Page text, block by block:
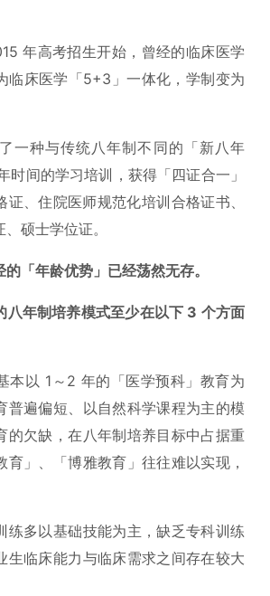
年高考招生开始，曾经的临床医学
临床医学「5+3」一体化，学制变为
一种与传统八年制不同的「新八年
间的学习培训，获得「四证合一」
、住院医师规范化培训合格证书、
硕士学位证。
「年龄优势」已经荡然无存。
八年制培养模式至少在以下 3 个方面
本以 1～2 年的「医学预科」教育为
普遍偏短、以自然科学课程为主的模
的欠缺，在八年制培养目标中占据重
育」、「博雅教育」往往难以实现，
练多以基础技能为主，缺乏专科训练
生临床能力与临床需求之间存在较大